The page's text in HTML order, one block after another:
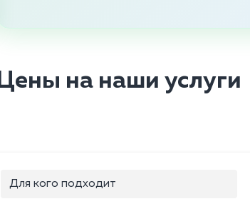
Цены на наши услуги
Для кого подходит